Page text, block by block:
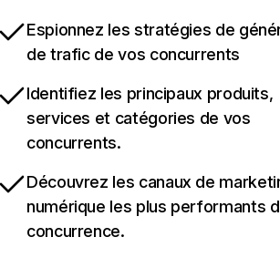
Espionnez les stratégies de
de trafic de vos concurrents
Identifiez les principaux produits,
services et catégories de vos
concurrents.
Découvrez les canaux de
numérique les plus performants
concurrence.